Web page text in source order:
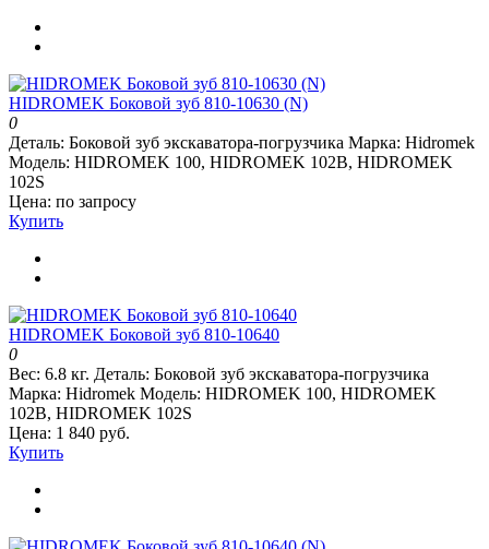
HIDROMEK Боковой зуб 810-10630 (N)
0
Деталь: Боковой зуб экскаватора-погрузчика Марка: Hidromek
Модель: HIDROMEK 100, HIDROMEK 102B, HIDROMEK
102S
Цена: по запросу
Купить
HIDROMEK Боковой зуб 810-10640
0
Вес: 6.8 кг. Деталь: Боковой зуб экскаватора-погрузчика
Марка: Hidromek Модель: HIDROMEK 100, HIDROMEK
102B, HIDROMEK 102S
Цена: 1 840 руб.
Купить